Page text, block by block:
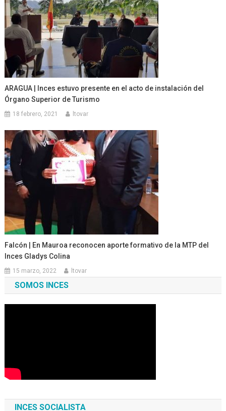
ARAGUA | Inces estuvo presente en el acto de instalación del
Órgano Superior de Turismo
18 febrero, 2021 ltovar
Falcón | En Mauroa reconocen aporte formativo de la MTP del
Inces Gladys Colina
15 marzo, 2022 ltovar
SOMOS INCES
INCES SOCIALISTA